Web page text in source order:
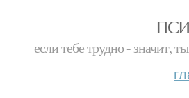
если тебе трудно - значит,